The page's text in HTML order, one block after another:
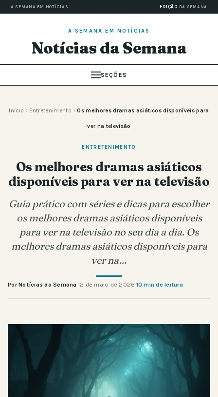
A SEMANA EM NOTÍCIAS EDIÇÃO DA SEMANA
A SEMANA EM NOTÍCIAS
Notícias da Semana
SEÇÕES
Início › Entretenimento › Os melhores dramas asiáticos disponíveis para
ver na televisão
ENTRETENIMENTO
Os melhores dramas asiáticos
disponíveis para ver na televisão
Guia prático com séries e dicas para escolher
os melhores dramas asiáticos disponíveis
para ver na televisão no seu dia a dia. Os
melhores dramas asiáticos disponíveis para
ver na…
Por Notícias da Semana·12 de maio de 2026·10 min de leitura